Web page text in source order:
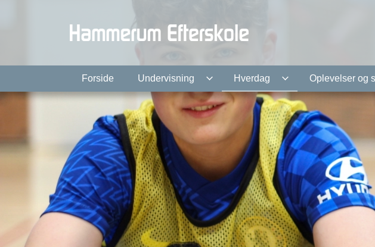
Forside Undervisning Hverdag Oplevelser og